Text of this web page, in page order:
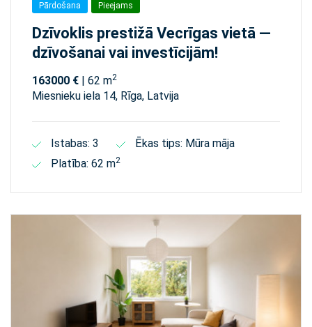
Pārdošana Pieejams
Dzīvoklis prestižā Vecrīgas vietā —
dzīvošanai vai investīcijām!
163000 € | 62 m2
Miesnieku iela 14, Rīga, Latvija
Istabas: 3
Ēkas tips: Mūra māja
Platība: 62 m2